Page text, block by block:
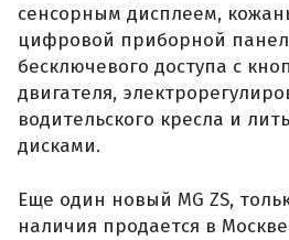
сенсорным дисплеем,
цифровой приборной
бесключевого доступа с
двигателя,
водительского кресла и
дисками.
Еще один новый MG ZS,
наличия продается в